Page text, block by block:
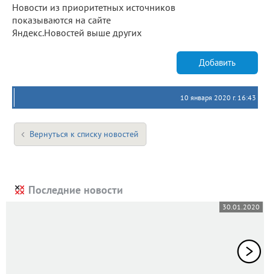
Новости из приоритетных источников
показываются на сайте
Яндекс.Новостей выше других
Добавить
10 января 2020 г. 16:43
Вернуться к списку новостей
Последние новости
30.01.2020